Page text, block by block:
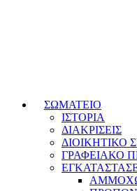
ΣΩΜΑΤΕΙΟ
ΙΣΤΟΡΙΑ
ΔΙΑΚΡΙΣΕΙΣ
ΔΙΟΙΚΗΤΙΚΟ
ΓΡΑΦΕΙΑΚΟ